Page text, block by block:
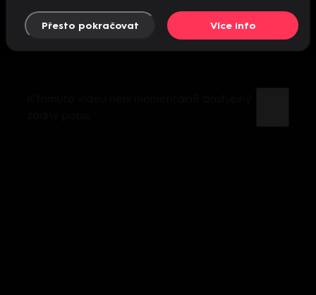
Přesto pokračovat Více info